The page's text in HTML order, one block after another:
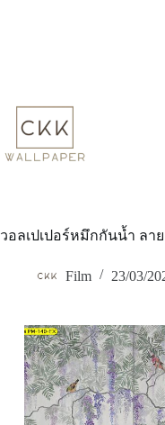
วอลเปเปอร์หมึกกันน้ำ ลา
Film 23/03/